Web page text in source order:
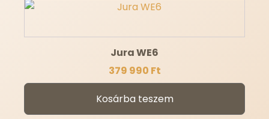
Jura WE6
379 990 Ft
Kosárba teszem